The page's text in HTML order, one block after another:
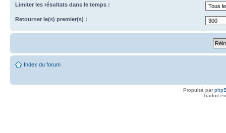
Limiter les résultats dans le temps :
Retourner le(s) premier(s) :
Index du forum
Propulsé par
Traduit